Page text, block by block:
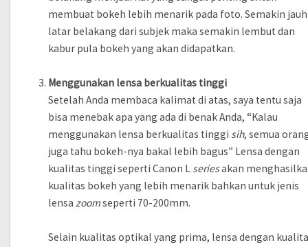
membuat bokeh lebih menarik pada foto. Semakin jauh
latar belakang dari subjek maka semakin lembut dan
kabur pula bokeh yang akan didapatkan.
Menggunakan lensa berkualitas tinggi
Setelah Anda membaca kalimat di atas, saya tentu saja
bisa menebak apa yang ada di benak Anda, “Kalau
menggunakan lensa berkualitas tinggi sih, semua
juga tahu bokeh-nya bakal lebih bagus” Lensa dengan
kualitas tinggi seperti Canon L seriesakan
kualitas bokeh yang lebih menarik bahkan untuk jenis
lensazoomseperti 70-200mm.
Selain kualitas optikal yang prima, lensa dengan